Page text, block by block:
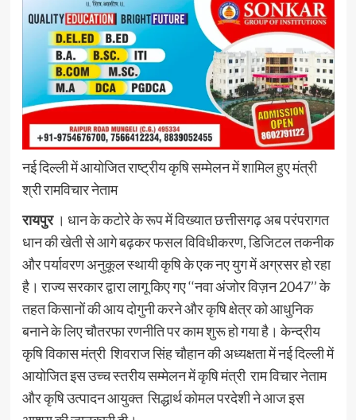
नई दिल्ली में आयोजित राष्ट्रीय कृषि सम्मेलन में शामिल हुए मंत्री
श्री रामविचार नेताम
रायपुर। धान के कटोरे के रूप में विख्यात छत्तीसगढ़ अब परंपरागत
धान की खेती से आगे बढ़कर फसल विविधीकरण, डिजिटल तकनीक
और पर्यावरण अनुकूल स्थायी कृषि के एक नए युग में अग्रसर हो रहा
है। राज्य सरकार द्वारा लागू किए गए ‘‘नवा अंजोर विज़न 2047’’ के
तहत किसानों की आय दोगुनी करने और कृषि क्षेत्र को आधुनिक
बनाने के लिए चौतरफा रणनीति पर काम शुरू हो गया है। केन्द्रीय
कृषि विकास मंत्री शिवराज सिंह चौहान की अध्यक्षता में नई दिल्ली में
आयोजित इस उच्च स्तरीय सम्मेलन में कृषि मंत्री राम विचार नेताम
और कृषि उत्पादन आयुक्त सिद्धार्थ कोमल परदेशी ने आज इस